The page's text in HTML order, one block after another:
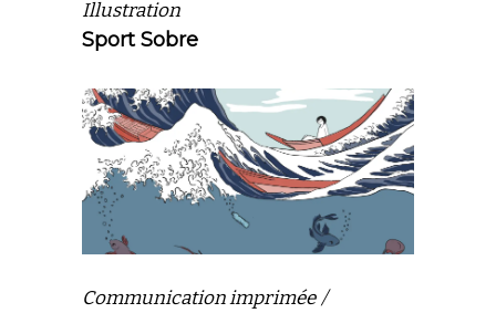
Illustration
Sport Sobre
Communication imprimée